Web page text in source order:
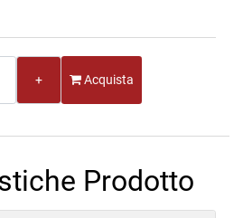
Acquista
Prodotto